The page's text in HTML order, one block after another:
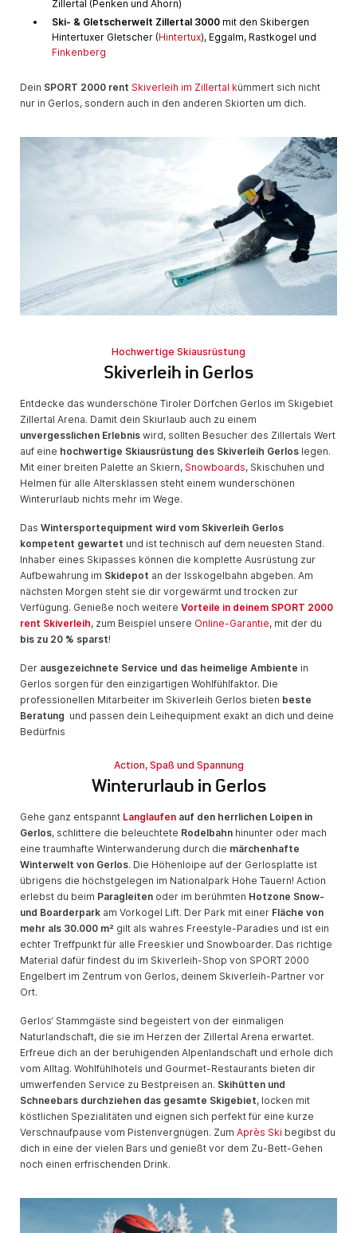
Zillertal (Penken und Ahorn)
Ski- & Gletscherwelt Zillertal 3000 mit den Skibergen
Hintertuxer Gletscher (Hintertux), Eggalm, Rastkogel und
Finkenberg
Dein SPORT 2000 rent Skiverleih im Zillertal kümmert sich nicht
nur in Gerlos, sondern auch in den anderen Skiorten um dich.
Hochwertige Skiausrüstung
Skiverleih in Gerlos
Entdecke das wunderschöne Tiroler Dörfchen Gerlos im Skigebiet
Zillertal Arena. Damit dein Skiurlaub auch zu einem
unvergesslichen Erlebnis wird, sollten Besucher des Zillertals Wert
auf eine hochwertige Skiausrüstung des Skiverleih Gerlos legen.
Mit einer breiten Palette an Skiern, Snowboards, Skischuhen und
Helmen für alle Altersklassen steht einem wunderschönen
Winterurlaub nichts mehr im Wege.
Das Wintersportequipment wird vom Skiverleih Gerlos
kompetent gewartet und ist technisch auf dem neuesten Stand.
Inhaber eines Skipasses können die komplette Ausrüstung zur
Aufbewahrung im Skidepot an der Isskogelbahn abgeben. Am
nächsten Morgen steht sie dir vorgewärmt und trocken zur
Verfügung. Genieße noch weitere Vorteile in deinem SPORT 2000
rent Skiverleih, zum Beispiel unsere Online-Garantie, mit der du
bis zu 20 % sparst!
Der ausgezeichnete Service und das heimelige Ambiente in
Gerlos sorgen für den einzigartigen Wohlfühlfaktor. Die
professionellen Mitarbeiter im Skiverleih Gerlos bieten beste
Beratung und passen dein Leihequipment exakt an dich und deine
Bedürfnis
Action, Spaß und Spannung
Winterurlaub in Gerlos
Gehe ganz entspannt Langlaufen auf den herrlichen Loipen in
Gerlos, schlittere die beleuchtete Rodelbahn hinunter oder mach
eine traumhafte Winterwanderung durch die märchenhafte
Winterwelt von Gerlos. Die Höhenloipe auf der Gerlosplatte ist
übrigens die höchstgelegen im Nationalpark Hohe Tauern! Action
erlebst du beim Paragleiten oder im berühmten Hotzone Snow-
und Boarderpark am Vorkogel Lift. Der Park mit einer Fläche von
mehr als 30.000 m² gilt als wahres Freestyle-Paradies und ist ein
echter Treffpunkt für alle Freeskier und Snowboarder. Das richtige
Material dafür findest du im Skiverleih-Shop von SPORT 2000
Engelbert im Zentrum von Gerlos, deinem Skiverleih-Partner vor
Ort.
Gerlos‘ Stammgäste sind begeistert von der einmaligen
Naturlandschaft, die sie im Herzen der Zillertal Arena erwartet.
Erfreue dich an der beruhigenden Alpenlandschaft und erhole dich
vom Alltag. Wohlfühlhotels und Gourmet-Restaurants bieten dir
umwerfenden Service zu Bestpreisen an. Skihütten und
Schneebars durchziehen das gesamte Skigebiet, locken mit
köstlichen Spezialitäten und eignen sich perfekt für eine kurze
Verschnaufpause vom Pistenvergnügen. Zum Après Ski begibst du
dich in eine der vielen Bars und genießt vor dem Zu-Bett-Gehen
noch einen erfrischenden Drink.